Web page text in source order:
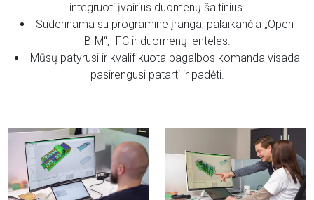
integruoti įvairius duomenų šaltinius.
Suderinama su programine įranga, palaikančia „Open
BIM“, IFC ir duomenų lenteles.
Mūsų patyrusi ir kvalifikuota pagalbos komanda visada
pasirengusi patarti ir padėti.